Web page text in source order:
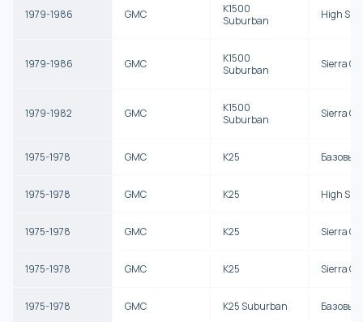
1979-1986 GMC
K1500
Suburban
High
1979-1986 GMC
K1500
Suburban
Sierra
1979-1982 GMC
K1500
Suburban
Sierra
1975-1978 GMC K25 Базовый
1975-1978 GMC K25 High
1975-1978 GMC K25 Sierra
1975-1978 GMC K25 Sierra
1975-1978 GMC K25 Suburban Базовый